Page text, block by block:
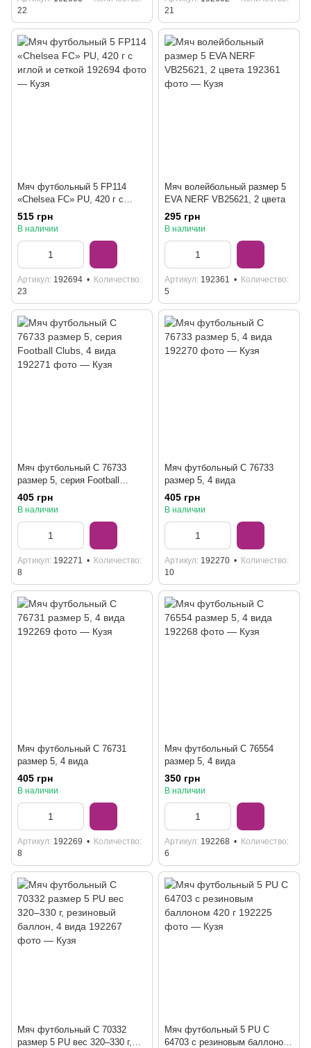
22
21
Мяч футбольный 5 FP114
«Chelsea FC» PU, 420 г с
иглой и сеткой
515 грн
В наличии
Артикул 192694
Количество
23
Мяч волейбольный размер 5
EVA NERF VB25621, 2 цвета
295 грн
В наличии
Артикул 192361
Количество
5
Мяч футбольный C 76733
размер 5, серия Football
Clubs, 4 вида
405 грн
В наличии
Артикул 192271
Количество
8
Мяч футбольный C 76733
размер 5, 4 вида
405 грн
В наличии
Артикул 192270
Количество
10
Мяч футбольный C 76731
размер 5, 4 вида
405 грн
В наличии
Артикул 192269
Количество
8
Мяч футбольный C 76554
размер 5, 4 вида
350 грн
В наличии
Артикул 192268
Количество
6
Мяч футбольный C 70332
размер 5 PU вес 320–330 г,
Мяч футбольный 5 PU C
64703 с резиновым баллоном